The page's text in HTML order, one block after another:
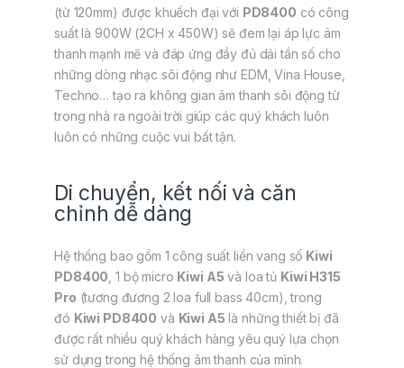
(từ 120mm) được khuếch đại với PD8400 có công
suất là 900W (2CH x 450W) sẽ đem lại áp lực âm
thanh mạnh mẽ và đáp ứng đầy đủ dải tần số cho
những dòng nhạc sôi động như EDM, Vina House,
Techno… tạo ra không gian âm thanh sôi động từ
trong nhà ra ngoài trời giúp các quý khách luôn
luôn có những cuộc vui bất tận.
Di chuyển, kết nối và căn
chỉnh dễ dàng
Hệ thống bao gồm 1 công suất liền vang số Kiwi
PD8400 , 1 bộ micro Kiwi A5 và loa tủ Kiwi H315
Pro (tương đương 2 loa full bass 40cm), trong
đó Kiwi PD8400 và Kiwi A5 là những thiết bị đã
được rất nhiều quý khách hàng yêu quý lựa chọn
sử dụng trong hệ thống âm thanh của mình.